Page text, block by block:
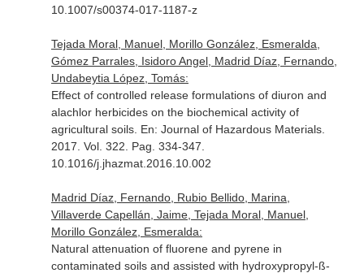
10.1007/s00374-017-1187-z
Tejada Moral, Manuel, Morillo González, Esmeralda,
Gómez Parrales, Isidoro Angel, Madrid Díaz, Fernando,
Undabeytia López, Tomás:
Effect of controlled release formulations of diuron and
alachlor herbicides on the biochemical activity of
agricultural soils. En: Journal of Hazardous Materials.
2017. Vol. 322. Pag. 334-347.
10.1016/j.jhazmat.2016.10.002
Madrid Díaz, Fernando, Rubio Bellido, Marina,
Villaverde Capellán, Jaime, Tejada Moral, Manuel,
Morillo González, Esmeralda:
Natural attenuation of fluorene and pyrene in
contaminated soils and assisted with hydroxypropyl-ß-